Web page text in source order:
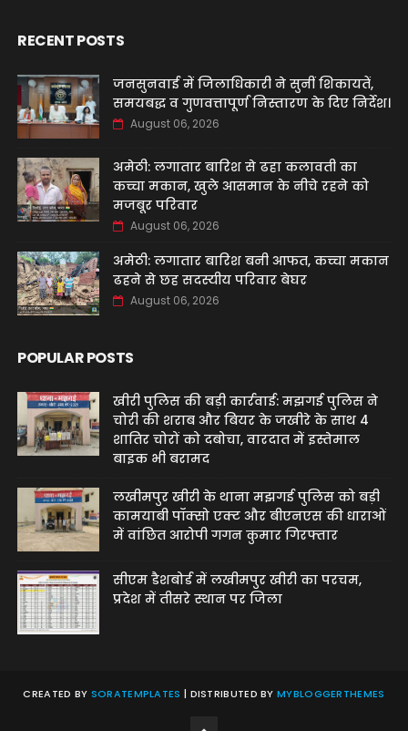
RECENT POSTS
जनसुनवाई में जिलाधिकारी ने सुनीं शिकायतें,
समयबद्ध व गुणवत्तापूर्ण निस्तारण के दिए निर्देश।
August 06, 2026
अमेठी: लगातार बारिश से ढहा कलावती का
कच्चा मकान, खुले आसमान के नीचे रहने को
मजबूर परिवार
August 06, 2026
अमेठी: लगातार बारिश बनी आफत, कच्चा मकान
ढहने से छह सदस्यीय परिवार बेघर
August 06, 2026
POPULAR POSTS
खीरी पुलिस की बड़ी कार्रवाई: मझगई पुलिस ने
चोरी की शराब और बियर के जखीरे के साथ 4
शातिर चोरों को दबोचा, वारदात में इस्तेमाल
बाइक भी बरामद
लखीमपुर खीरी के थाना मझगई पुलिस को बड़ी
कामयाबी पॉक्सो एक्ट और बीएनएस की धाराओं
में वांछित आरोपी गगन कुमार गिरफ्तार
सीएम डैशबोर्ड में लखीमपुर खीरी का परचम,
प्रदेश में तीसरे स्थान पर जिला
CREATED BY SORATEMPLATES | DISTRIBUTED BYMYBLOGGERTHEMES